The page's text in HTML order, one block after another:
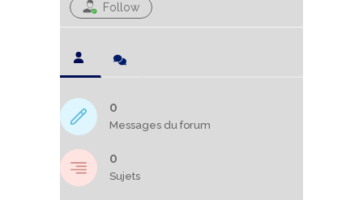
Follow
0
Messages du forum
0
Sujets